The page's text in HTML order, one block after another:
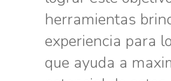
herramientas
experiencia para
que ayuda a